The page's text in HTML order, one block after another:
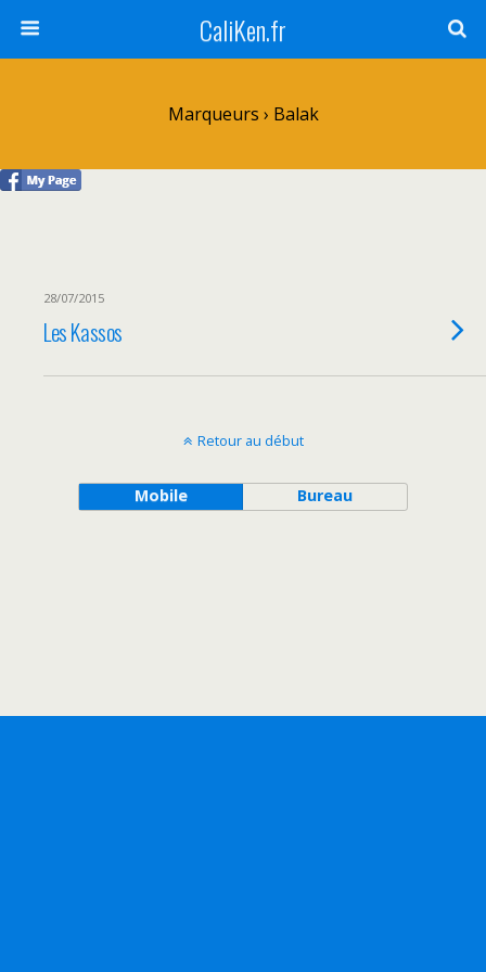
CaliKen.fr
Marqueurs › Balak
28/07/2015
Les Kassos
Retour au début
Mobile Bureau